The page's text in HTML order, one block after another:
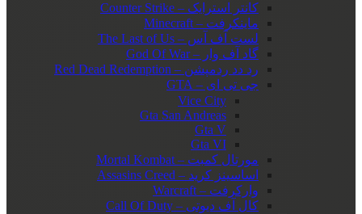
کانتر استرایک – Counter Strike
ماینکرفت – Minecraft
لست آف آس – The Last of Us
گاد آف وار – God Of War
رد دد ردمپشن – Red Dead Redemption
جی تی ای – GTA
Vice City
Gta San Andreas
Gta V
Gta VI
مورتال کمبت – Mortal Kombat
اساسینز کرید – Assasins Creed
وارکرفت – Warcraft
کال آف دیوتی – Call Of Duty